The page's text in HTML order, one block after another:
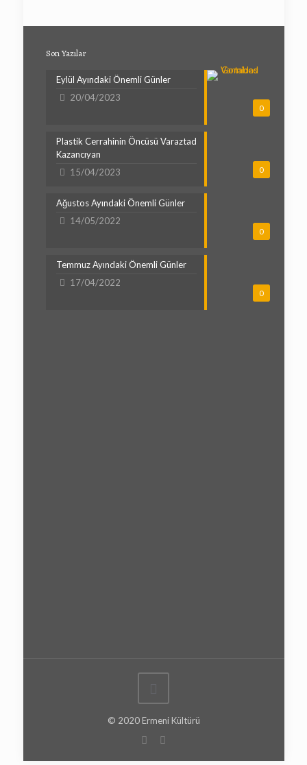
Son Yazılar
0
Eylül Ayındaki Önemli Günler
20/04/2023
0
Plastik Cerrahinin Öncüsü Varaztad
Kazancıyan
15/04/2023
0
Ağustos Ayındaki Önemli Günler
14/05/2022
0
Temmuz Ayındaki Önemli Günler
17/04/2022
© 2020 Ermeni Kültürü